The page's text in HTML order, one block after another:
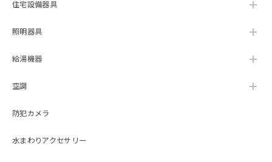
住宅設備器具
照明器具
給湯機器
空調
防犯カメラ
水まわりアクセサリー